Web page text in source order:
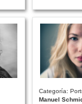
Categoría:
Manuel